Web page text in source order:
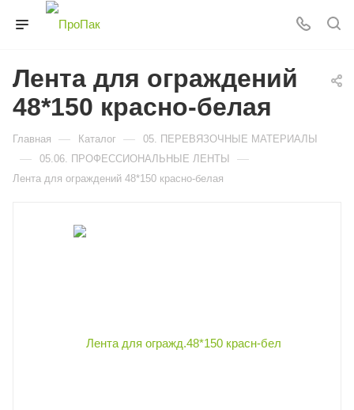
Лента для ограждений
48*150 красно-белая
Главная — Каталог — 05. ПЕРЕВЯЗОЧНЫЕ МАТЕРИАЛЫ
— 05.06. ПРОФЕССИОНАЛЬНЫЕ ЛЕНТЫ —
Лента для ограждений 48*150 красно-белая